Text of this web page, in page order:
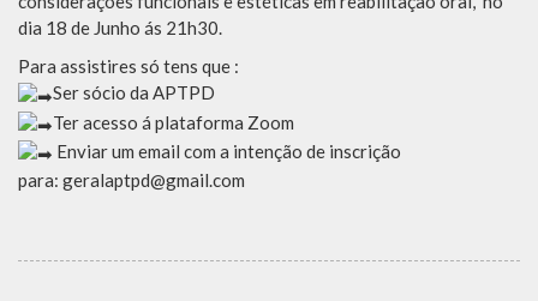
dia 18 de Junho ás 21h30.
Para assistires só tens que :
Ser sócio da APTPD
Ter acesso á plataforma Zoom
Enviar um email com a intenção de inscrição
para: geralaptpd@gmail.com